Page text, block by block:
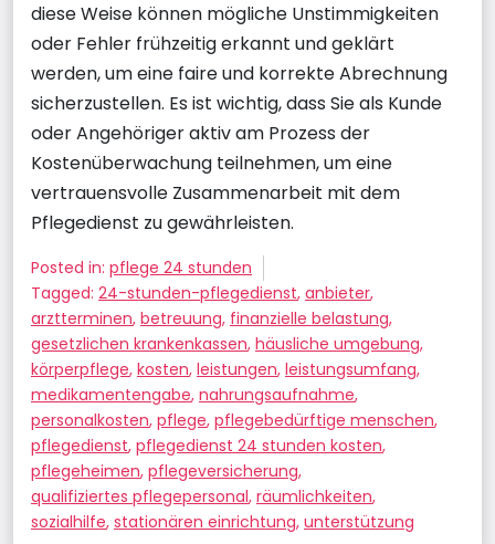
diese Weise können mögliche Unstimmigkeiten
oder Fehler frühzeitig erkannt und geklärt
werden, um eine faire und korrekte Abrechnung
sicherzustellen. Es ist wichtig, dass Sie als Kunde
oder Angehöriger aktiv am Prozess der
Kostenüberwachung teilnehmen, um eine
vertrauensvolle Zusammenarbeit mit dem
Pflegedienst zu gewährleisten.
Posted in: pflege 24 stunden
Tagged: 24-stunden-pflegedienst, anbieter,
arztterminen, betreuung, finanzielle belastung,
gesetzlichen krankenkassen, häusliche umgebung,
körperpflege, kosten, leistungen, leistungsumfang,
medikamentengabe, nahrungsaufnahme,
personalkosten, pflege, pflegebedürftige menschen,
pflegedienst, pflegedienst 24 stunden kosten,
pflegeheimen, pflegeversicherung,
qualifiziertes pflegepersonal, räumlichkeiten,
sozialhilfe, stationären einrichtung, unterstützung